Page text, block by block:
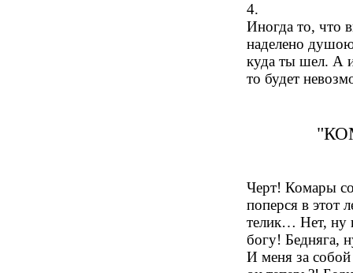
4.
Иногда то, что
наделено
куда ты шел. А
то будет
Черт! Комары
поперся в этот
телик… Нет, ну
богу! Бедняга,
И меня за